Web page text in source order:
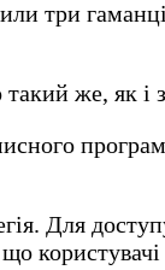
три
же, як
Для